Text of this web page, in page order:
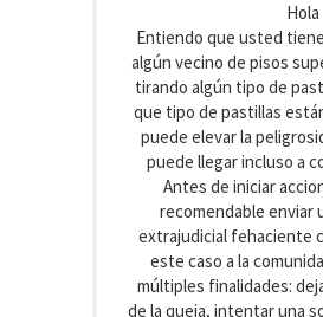
Hola
Entiendo que usted
algún vecino de pisos
tirando algún tipo de
que tipo de pastillas
puede elevar la
puede llegar incluso a
Antes de iniciar
recomendable enviar
extrajudicial fehaciente
este caso a la
múltiples finalidades:
de la queja, intentar una